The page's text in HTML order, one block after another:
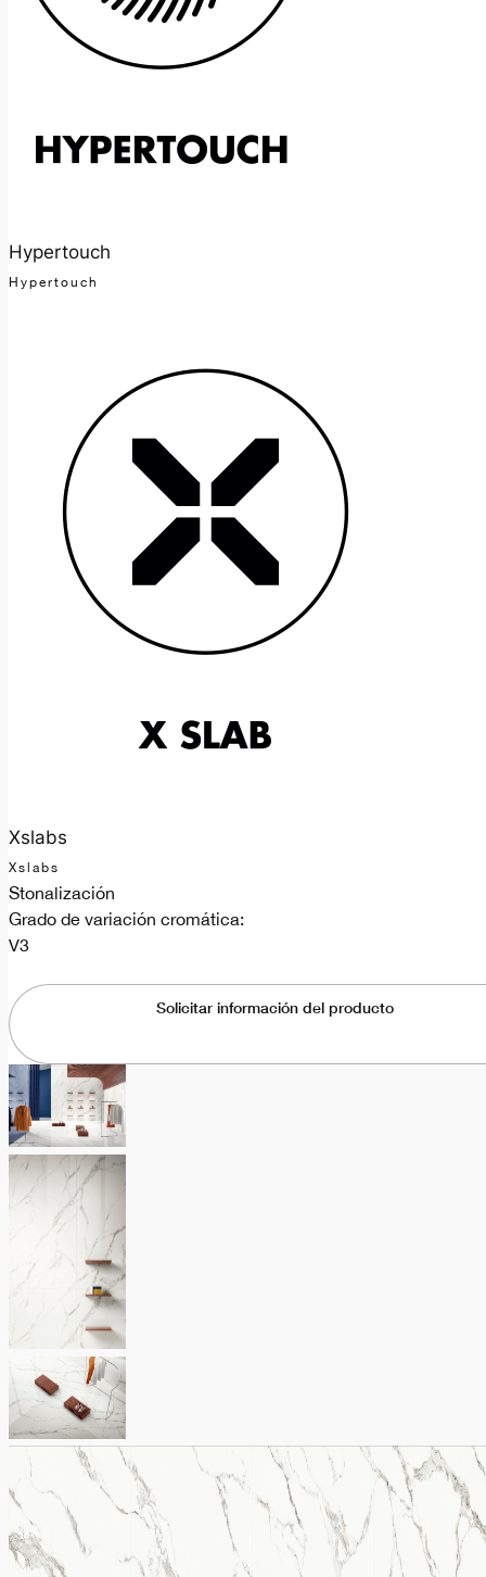
Hypertouch
Hypertouch
Xslabs
Xslabs
Stonalización
Grado de variación cromática:
V3
Solicitar información del producto